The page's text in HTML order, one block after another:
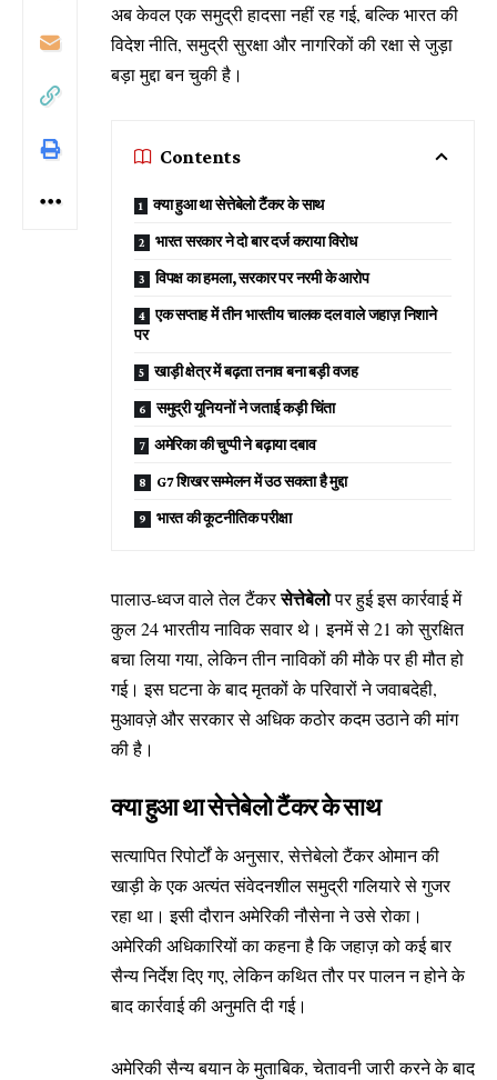
अब केवल एक समुद्री हादसा नहीं रह गई, बल्कि भारत की
विदेश नीति, समुद्री सुरक्षा और नागरिकों की रक्षा से जुड़ा
बड़ा मुद्दा बन चुकी है।
Contents
क्या हुआ था सेत्तेबेलो टैंकर के साथ
भारत सरकार ने दो बार दर्ज कराया विरोध
विपक्ष का हमला, सरकार पर नरमी के आरोप
एक सप्ताह में तीन भारतीय चालक दल वाले जहाज़ निशाने
पर
खाड़ी क्षेत्र में बढ़ता तनाव बना बड़ी वजह
समुद्री यूनियनों ने जताई कड़ी चिंता
अमेरिका की चुप्पी ने बढ़ाया दबाव
G7 शिखर सम्मेलन में उठ सकता है मुद्दा
भारत की कूटनीतिक परीक्षा
पालाउ-ध्वज वाले तेल टैंकरसेत्तेबेलोपर हुई इस कार्रवाई में
कुल 24 भारतीय नाविक सवार थे। इनमें से 21 को सुरक्षित
बचा लिया गया, लेकिन तीन नाविकों की मौके पर ही मौत हो
गई। इस घटना के बाद मृतकों के परिवारों ने जवाबदेही,
मुआवज़े और सरकार से अधिक कठोर कदम उठाने की मांग
की है।
क्या हुआ था सेत्तेबेलो टैंकर के साथ
सत्यापित रिपोर्टों के अनुसार, सेत्तेबेलो टैंकर ओमान की
खाड़ी के एक अत्यंत संवेदनशील समुद्री गलियारे से गुजर
रहा था। इसी दौरान अमेरिकी नौसेना ने उसे रोका।
अमेरिकी अधिकारियों का कहना है कि जहाज़ को कई बार
सैन्य निर्देश दिए गए, लेकिन कथित तौर पर पालन न होने के
बाद कार्रवाई की अनुमति दी गई।
अमेरिकी सैन्य बयान के मुताबिक, चेतावनी जारी करने के बाद